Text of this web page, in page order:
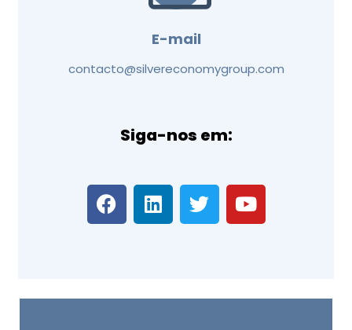
E-mail
contacto@silvereconomygroup.com
Siga-nos em: